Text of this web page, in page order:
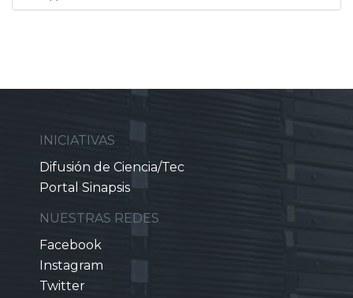
INICIATIVAS
Difusión de Ciencia/Tec
Portal Sinapsis
NUESTRAS REDES
Facebook
Instagram
Twitter